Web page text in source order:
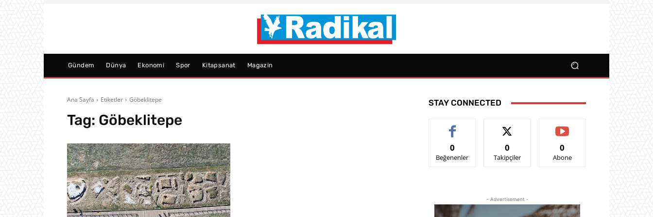
Gündem Dünya Ekonomi Spor Kitapsanat Magazin
Ana Sayfa Etiketler Göbeklitepe
Tag: Göbeklitepe
STAY CONNECTED
0
Beğenenler
0
Takipçiler
0
Abone
- Advertisement -